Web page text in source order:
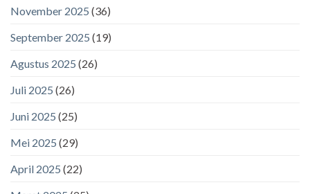
November 2025 (36)
September 2025 (19)
Agustus 2025 (26)
Juli 2025 (26)
Juni 2025 (25)
Mei 2025 (29)
April 2025 (22)